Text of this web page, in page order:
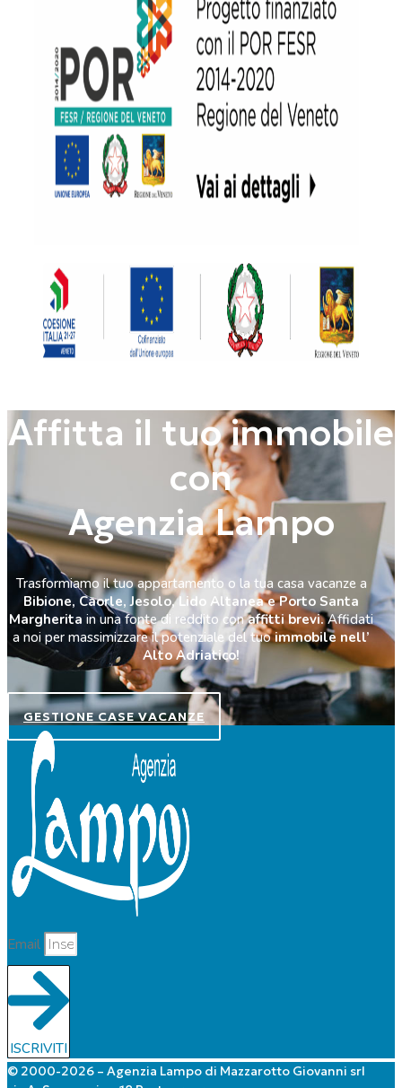
Affitta il tuo immobile
con
Agenzia Lampo
Trasformiamo il tuo appartamento o la tua casa vacanze a
Bibione, Caorle, Jesolo, Lido Altanea e Porto Santa
Margherita in una fonte di reddito conaffitti brevi.Affidati
a noi per massimizzare il potenziale del tuoimmobile nell’
Alto Adriatico!
GESTIONE CASE VACANZE
Email
ISCRIVITI
© 2000-2026 – Agenzia Lampo di Mazzarotto Giovanni srl